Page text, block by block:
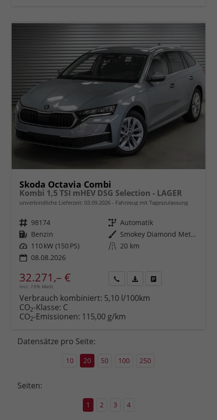
Skoda Octavia Combi
Kombi 1,5 TSI mHEV DSG Selection - LAGER
unverbindliche Lieferzeit: 03.09.2026 Fahrzeug mit Tageszulassung
Fahrzeugnr. 98174 Getriebe Automatik
Kraftstoff Benzin Außenfarbe
Smokey Diamond Metallic ()
Leistung 110 kW (150 PS) Kilometerstand 20 km
08.08.2026
32.271,– €
incl. 19% MwSt.
anfordern
Datei,
Verbrauch kombiniert: 5,10 l/100km
CO2-Klasse: C
CO2-Emissionen: 115,00 g/km
Datensätze pro Seite:
10 20 50 100 250
Seiten:
1 2 3 4